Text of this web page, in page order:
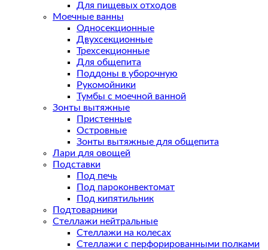
Для пищевых отходов
Моечные ванны
Односекционные
Двухсекционные
Трехсекционные
Для общепита
Поддоны в уборочную
Рукомойники
Тумбы с моечной ванной
Зонты вытяжные
Пристенные
Островные
Зонты вытяжные для общепита
Лари для овощей
Подставки
Под печь
Под пароконвектомат
Под кипятильник
Подтоварники
Стеллажи нейтральные
Стеллажи на колесах
Стеллажи с перфорированными полками